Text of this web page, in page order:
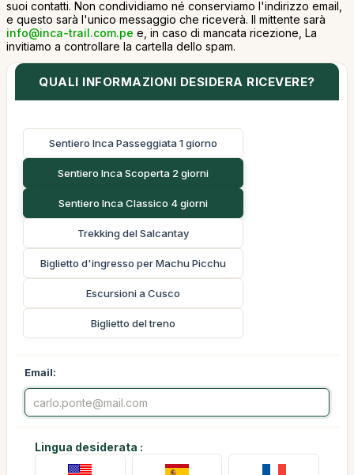
suoi contatti. Non condividiamo né conserviamo l'indirizzo email,
e questo sarà l'unico messaggio che riceverà. Il mittente sarà
info@inca-trail.com.pe e, in caso di mancata ricezione, La
invitiamo a controllare la cartella dello spam.
QUALI INFORMAZIONI DESIDERA RICEVERE?
Sentiero Inca Passeggiata 1 giorno
Sentiero Inca Scoperta 2 giorni
Sentiero Inca Classico 4 giorni
Trekking del Salcantay
Biglietto d'ingresso per Machu Picchu
Escursioni a Cusco
Biglietto del treno
Email:
Lingua desiderata :